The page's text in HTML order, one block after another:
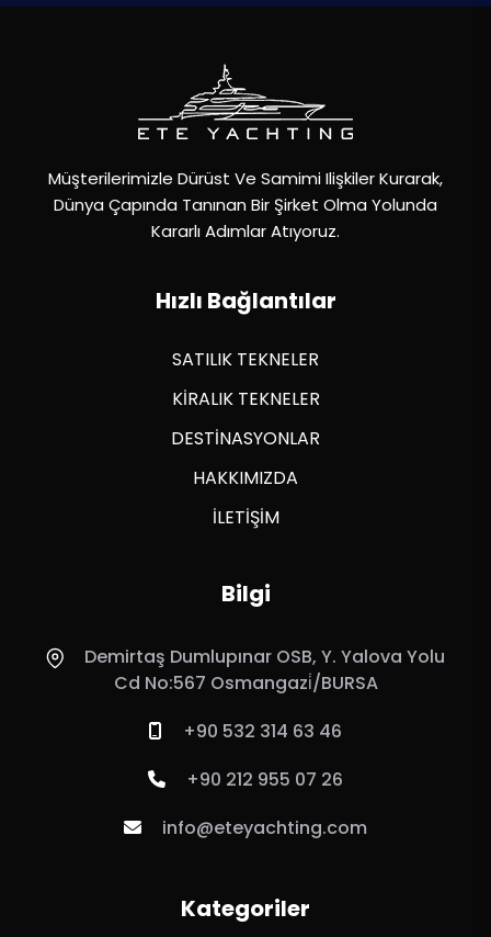
Müşterilerimizle Dürüst Ve Samimi Ilişkiler Kurarak,
Dünya Çapında Tanınan Bir Şirket Olma Yolunda
Kararlı Adımlar Atıyoruz.
Hızlı Bağlantılar
SATILIK TEKNELER
KİRALIK TEKNELER
DESTİNASYONLAR
HAKKIMIZDA
İLETİŞİM
Bilgi
Demirtaş Dumlupınar OSB, Y. Yalova Yolu
Cd No:567 Osmangazi̇/BURSA
+90 532 314 63 46
+90 212 955 07 26
info@eteyachting.com
Kategoriler